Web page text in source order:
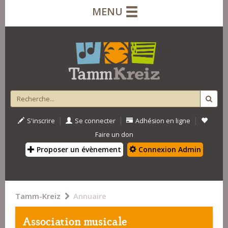
MENU
S'inscrire | Se connecter | Adhésion en ligne |
Faire un don
Proposer un évènement Connexion Admin
Tamm-Kreiz Annuaire
Association musicale